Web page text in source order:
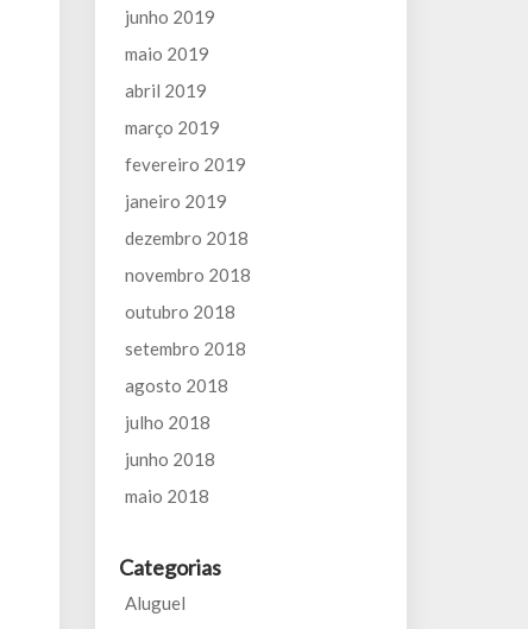
junho 2019
maio 2019
abril 2019
março 2019
fevereiro 2019
janeiro 2019
dezembro 2018
novembro 2018
outubro 2018
setembro 2018
agosto 2018
julho 2018
junho 2018
maio 2018
Categorias
Aluguel